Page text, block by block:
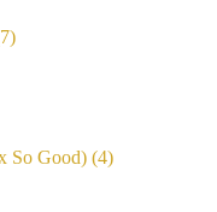
So Good) (4)